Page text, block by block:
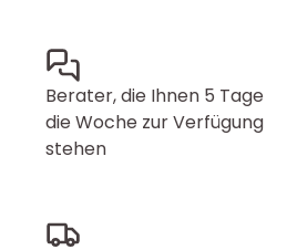
Berater, die Ihnen 5 Tage
die Woche zur Verfügung
stehen